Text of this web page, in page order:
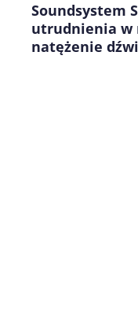
Soundsystem
utrudnienia w
natężenie